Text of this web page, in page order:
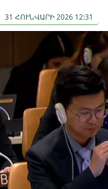
31 ՀՈՒՆՎԱՐԻ 2026 12:31